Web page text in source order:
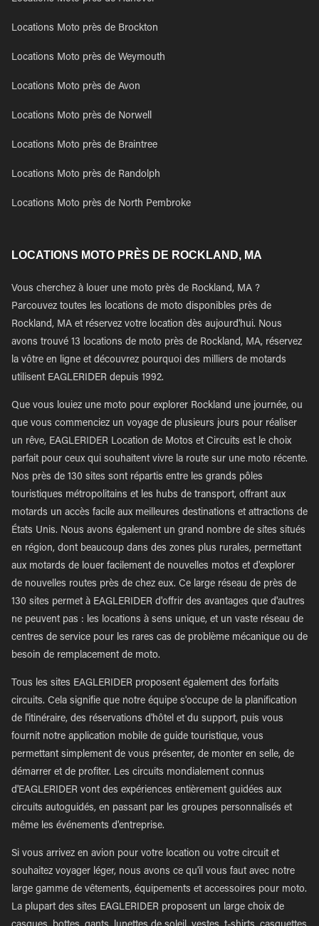
Locations Moto près de Brockton
Locations Moto près de Weymouth
Locations Moto près de Avon
Locations Moto près de Norwell
Locations Moto près de Braintree
Locations Moto près de Randolph
Locations Moto près de North Pembroke
LOCATIONS MOTO PRÈS DE ROCKLAND, MA
Vous cherchez à louer une moto près de Rockland, MA ?
Parcouvez toutes les locations de moto disponibles près de
Rockland, MA et réservez votre location dès aujourd'hui. Nous
avons trouvé 13 locations de moto près de Rockland, MA, réservez
la vôtre en ligne et découvrez pourquoi des milliers de motards
utilisent EAGLERIDER depuis 1992.
Que vous louiez une moto pour explorer Rockland une journée, ou
que vous commenciez un voyage de plusieurs jours pour réaliser
un rêve, EAGLERIDER Location de Motos et Circuits est le choix
parfait pour ceux qui souhaitent vivre la route sur une moto récente.
Nos près de 130 sites sont répartis entre les grands pôles
touristiques métropolitains et les hubs de transport, offrant aux
motards un accès facile aux meilleures destinations et attractions de
États Unis. Nous avons également un grand nombre de sites situés
en région, dont beaucoup dans des zones plus rurales, permettant
aux motards de louer facilement de nouvelles motos et d'explorer
de nouvelles routes près de chez eux. Ce large réseau de près de
130 sites permet à EAGLERIDER d'offrir des avantages que d'autres
ne peuvent pas : les locations à sens unique, et un vaste réseau de
centres de service pour les rares cas de problème mécanique ou de
besoin de remplacement de moto.
Tous les sites EAGLERIDER proposent également des forfaits
circuits. Cela signifie que notre équipe s'occupe de la planification
de l'itinéraire, des réservations d'hôtel et du support, puis vous
fournit notre application mobile de guide touristique, vous
permettant simplement de vous présenter, de monter en selle, de
démarrer et de profiter. Les circuits mondialement connus
d'EAGLERIDER vont des expériences entièrement guidées aux
circuits autoguidés, en passant par les groupes personnalisés et
même les événements d'entreprise.
Si vous arrivez en avion pour votre location ou votre circuit et
souhaitez voyager léger, nous avons ce qu'il vous faut avec notre
large gamme de vêtements, équipements et accessoires pour moto.
La plupart des sites EAGLERIDER proposent un large choix de